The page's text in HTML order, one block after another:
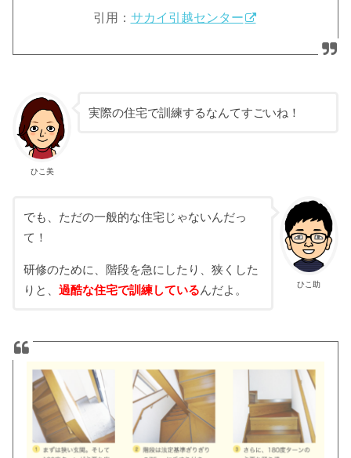
引用： サカイ引越センター
ひこ美
実際の住宅で訓練するなんてすごいね！
ひこ助
でも、ただの一般的な住宅じゃないんだっ
て！
研修のために、階段を急にしたり、狭くした
りと、 過酷な住宅で訓練しているんだよ。